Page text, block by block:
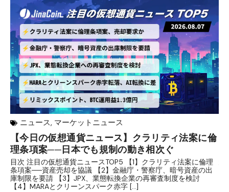
ニュース, マーケットニュース
【今日の仮想通貨ニュース】クラリティ法案に倫
理条項案──日本でも規制の動き相次ぐ
目次 注目の仮想通貨ニュースTOP5 【1】クラリティ法案に倫理
条項案──資産売却を協議 【2】金融庁・警察庁、暗号資産の出
庫制限を要請 【3】JPX、業態転換企業の再審査制度を検討
【4】MARAとクリーンスパーク赤字 […]